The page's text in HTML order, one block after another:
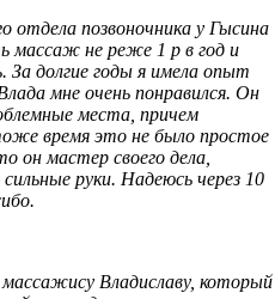
отдела позвоночника у Гысина
массаж не реже 1 р в год и
За долгие годы я имела опыт
мне очень понравился. Он
места, причем
время это не было простое
он мастер своего дела,
руки. Надеюсь через 10
Владиславу, который